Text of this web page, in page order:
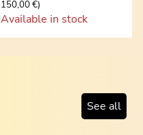
150,00 €)
Available in stock
See all